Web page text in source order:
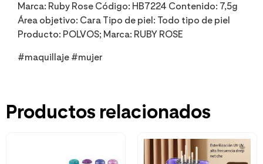
Marca: Ruby Rose Código: HB7224 Contenido: 7,5g
Área objetivo: Cara Tipo de piel: Todo tipo de piel
Producto: POLVOS; Marca: RUBY ROSE
#maquillaje #mujer
Productos relacionados